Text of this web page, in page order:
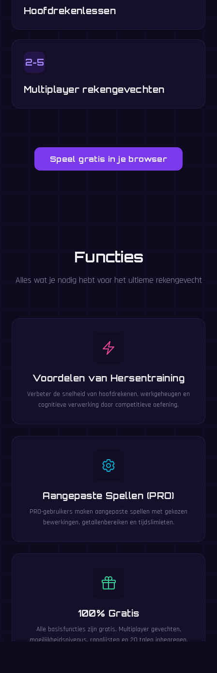
Hoofdrekenlessen
2-5
Multiplayer rekengevechten
Speel gratis in je browser
Functies
Alles wat je nodig hebt voor het ultieme rekengevecht
Voordelen van Hersentraining
Verbeter de snelheid van hoofdrekenen, werkgeheugen en
cognitieve verwerking door competitieve oefening.
Aangepaste Spellen (PRO)
PRO-gebruikers maken aangepaste spellen met gekozen
bewerkingen, getallenbereiken en tijdslimieten.
100% Gratis
Alle basisfuncties zijn gratis. Multiplayer gevechten,
moeilijkheidsniveaus, ranglijsten en 20 talen inbegrepen.